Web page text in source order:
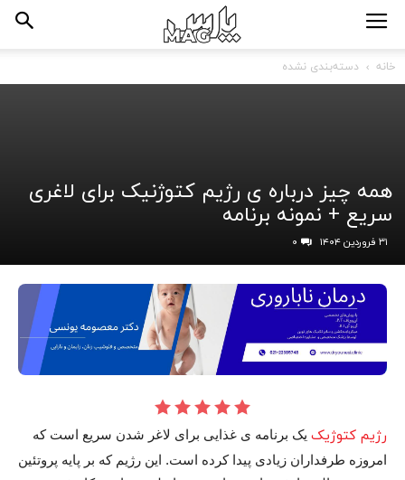
خانه دسته‌بندی نشده
همه چیز درباره ی رژیم کتوژنیک برای لاغری
سریع + نمونه برنامه
۳۱ فروردین ۱۴۰۴ ۰
رژیم کتوژیک یک برنامه ی غذایی برای لاغر شدن سریع است که
امروزه طرفداران زیادی پیدا کرده است. این رژیم که بر پایه پروتئین